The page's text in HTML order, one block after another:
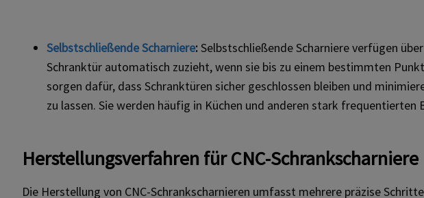
Selbstschließende Scharniere:Selbstschließende Scharniere verfügen
Schranktür automatisch zuzieht, wenn sie bis zu einem bestimmten
sorgen dafür, dass Schranktüren sicher geschlossen bleiben und
zu lassen. Sie werden häufig in Küchen und anderen stark frequentierten
Herstellungsverfahren für CNC-Schrankscharniere
Die Herstellung von CNC-Schrankscharnieren umfasst mehrere präzise